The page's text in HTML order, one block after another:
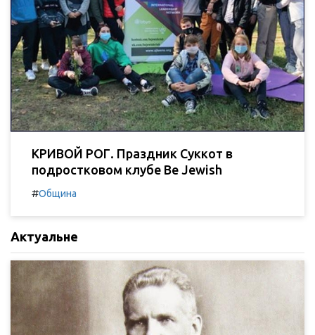
КРИВОЙ РОГ. Праздник Суккот в
подростковом клубе Be Jewish
#Община
Актуальне